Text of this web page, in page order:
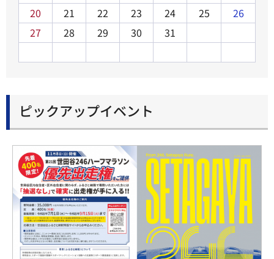
20
21 22 23 24 25
26
27
28 29 30 31
ピックアップイベント